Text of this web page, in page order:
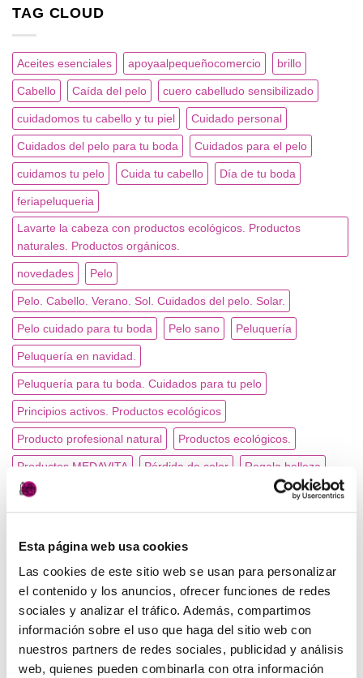
Esta página web usa cookies
Las cookies de este sitio web se usan para personalizar
el contenido y los anuncios, ofrecer funciones de redes
sociales y analizar el tráfico. Además, compartimos
información sobre el uso que haga del sitio web con
nuestros partners de redes sociales, publicidad y análisis
web, quienes pueden combinarla con otra información
TAG CLOUD
Aceites esenciales apoyaalpequeñocomercio brillo
Cabello Caída del pelo cuero cabelludo sensibilizado
cuidadomos tu cabello y tu piel Cuidado personal
Cuidados del pelo para tu boda Cuidados para el pelo
cuidamos tu pelo Cuida tu cabello Día de tu boda
feriapeluqueria
Lavarte la cabeza con productos ecológicos. Productos
naturales. Productos orgánicos.
novedades Pelo
Pelo. Cabello. Verano. Sol. Cuidados del pelo. Solar.
Pelo cuidado para tu boda Pelo sano Peluquería
Peluquería en navidad.
Peluquería para tu boda. Cuidados para tu pelo
Principios activos. Productos ecológicos
Producto profesional natural Productos ecológicos.
Productos MEDAVITA Pérdida de color Regala belleza
Regalos Personalizados. salon look
tupeluqueriadesiempre Vale regalo.
CATEGORÍAS
Peluquería(7)